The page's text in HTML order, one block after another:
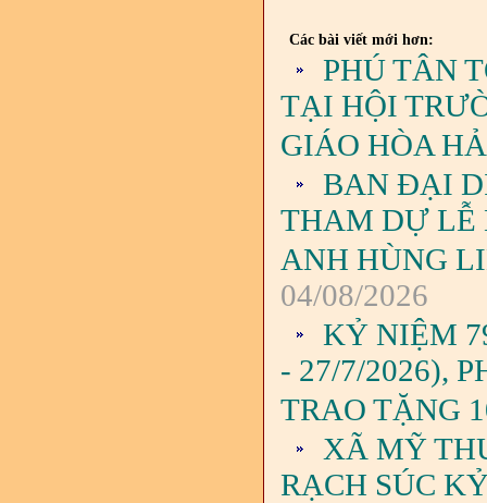
Các bài viết mới hơn:
PHÚ TÂN
TẠI HỘI
GIÁO HÒA
BAN ĐẠI
THAM DỰ LỄ
ANH HÙNG
04/08/2026
KỶ NIỆM
- 27/7/2026),
TRAO TẶNG
XÃ MỸ
RẠCH SÚC